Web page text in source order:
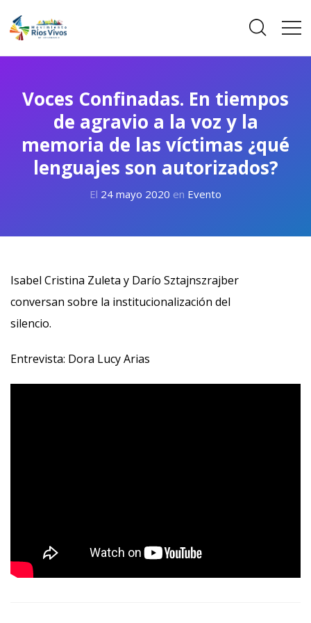
Voces Confinadas. En tiempos
de agravio a la voz y la
memoria de las víctimas ¿qué
lenguajes son autorizados?
El 24 mayo 2020 en Evento
Isabel Cristina Zuleta y Darío Sztajnszrajber
conversan sobre la institucionalización del
silencio.
Entrevista: Dora Lucy Arias